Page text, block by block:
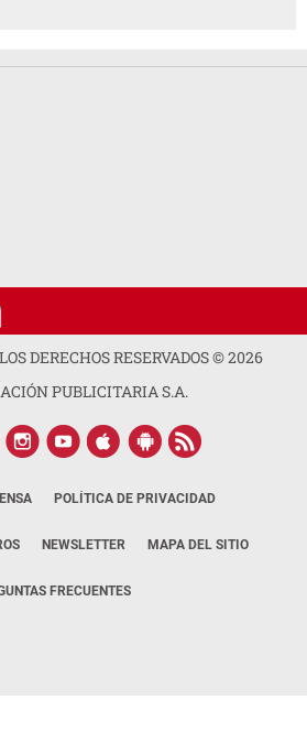
DERECHOS RESERVADOS ©2026
PUBLICITARIA S.A.
POLÍTICA DE PRIVACIDAD
NEWSLETTER MAPA DEL SITIO
FRECUENTES